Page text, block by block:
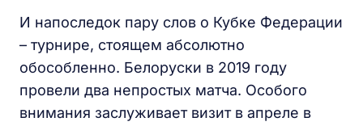
И напоследок пару слов о Кубке Федерации
– турнире, стоящем абсолютно
обособленно. Белоруски в 2019 году
провели два непростых матча. Особого
внимания заслуживает визит в апреле в